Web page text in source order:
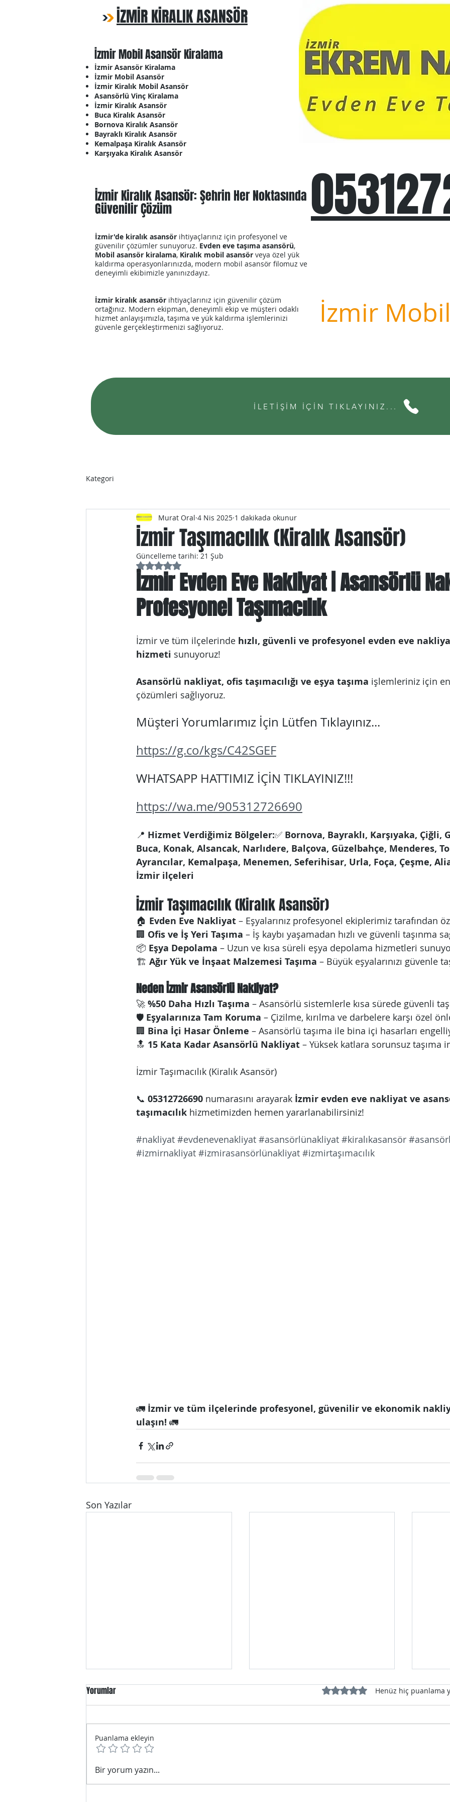
İZMİR KİRALIK ASANSÖR
İzmir Mobil Asansör Kiralama
İzmir Asansör Kiralama
İzmir Mobil Asansör
İzmir Kiralık Mobil Asansör
Asansörlü Vinç Kiralama
İzmir Kiralık Asansör
Buca Kiralık Asansör
Bornova Kiralık Asansör
Bayraklı Kiralık Asansör
Kemalpaşa Kiralık Asansör
Karşıyaka Kiralık Asansör
İzmir Kiralık Asansör: Şehrin Her Noktasında
Güvenilir Çözüm
İzmir'de kiralık asansör ihtiyaçlarınız için profesyonel ve
güvenilir çözümler sunuyoruz. Evden eve taşıma asansörü,
Mobil asansör kiralama, Kiralık mobil asansör veya özel yük
kaldırma operasyonlarınızda, modern mobil asansör filomuz ve
deneyimli ekibimizle yanınızdayız.
​İzmir kiralık asansör ihtiyaçlarınız için güvenilir çözüm
ortağınız. Modern ekipman, deneyimli ekip ve müşteri odaklı
hizmet anlayışımızla, taşıma ve yük kaldırma işlemlerinizi
güvenle gerçekleştirmenizi sağlıyoruz.
İzmir
İLETİŞİM İÇİN TIKLAYINIZ...
Kategori
İzmir Taşımacılık (Kiralık Asansör)
Murat Oral 4 Nis 2025 1 dakikada okunur
Güncelleme tarihi:21 Şub
5 üzerinden NaN yıldız
İzmir Evden Eve Nakliyat | Asansörlü
Profesyonel Taşımacılık
İzmir ve tüm ilçelerinde hızlı, güvenli ve profesyonel evden eve
hizmeti sunuyoruz!
Asansörlü nakliyat, ofis taşımacılığı ve eşya taşıma işlemleriniz için
çözümleri sağlıyoruz.
Müşteri Yorumlarımız İçin Lütfen Tıklayınız...
https://g.co/kgs/C42SGEF
WHATSAPP HATTIMIZ İÇİN TIKLAYINIZ!!!
https://wa.me/905312726690
📍 Hizmet Verdiğimiz Bölgeler:✅ Bornova, Bayraklı, Karşıyaka, Çiğli,
Buca, Konak, Alsancak, Narlıdere, Balçova, Güzelbahçe, Menderes,
Ayrancılar, Kemalpaşa, Menemen, Seferihisar, Urla, Foça, Çeşme,
İzmir ilçeleri
İzmir Taşımacılık (Kiralık Asansör)
🏠 Evden Eve Nakliyat – Eşyalarınız profesyonel ekiplerimiz tarafından
🏢 Ofis ve İş Yeri Taşıma – İş kaybı yaşamadan hızlı ve güvenli taşınma
📦 Eşya Depolama – Uzun ve kısa süreli eşya depolama hizmetleri
🏗 Ağır Yük ve İnşaat Malzemesi Taşıma – Büyük eşyalarınızı güvenle
Neden İzmir Asansörlü Nakliyat?
🚀 %50 Daha Hızlı Taşıma – Asansörlü sistemlerle kısa sürede güvenli
🛡 Eşyalarınıza Tam Koruma – Çizilme, kırılma ve darbelere karşı özel
🏢 Bina İçi Hasar Önleme – Asansörlü taşıma ile bina içi hasarları
🔝 15 Kata Kadar Asansörlü Nakliyat – Yüksek katlara sorunsuz taşıma
İzmir Taşımacılık (Kiralık Asansör)
📞 05312726690 numarasını arayarak İzmir evden eve nakliyat ve
taşımacılık hizmetimizden hemen yararlanabilirsiniz!
#nakliyat #evdenevenakliyat #asansörlünakliyat #kiralıkasansör
#izmirnakliyat #izmirasansörlünakliyat #izmirtaşımacılık
🚛 İzmir ve tüm ilçelerinde profesyonel, güvenilir ve ekonomik
ulaşın! 🚛
Son Yazılar
Çiğli Kiralık Asansör
İzmir ve Çiğli'de Profesyonel
Yorumlar 5 üzerinden 0 yıldızHenüz hiç puanlama
Puanlama ekleyin
Bir yorum yazın...